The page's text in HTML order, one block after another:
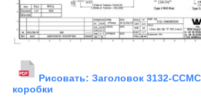
Рисовать: Заголовок 3132-
коробки